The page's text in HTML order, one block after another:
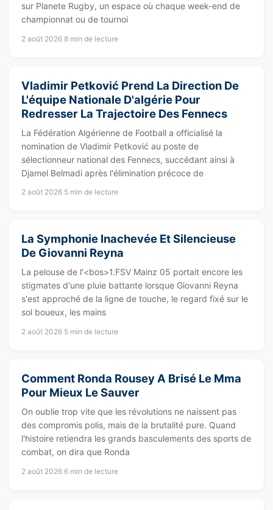
sur Planete Rugby, un espace où chaque week-end de
championnat ou de tournoi
2 août 2026 8 min de lecture
Vladimir Petković Prend La Direction De
L'équipe Nationale D'algérie Pour
Redresser La Trajectoire Des Fennecs
La Fédération Algérienne de Football a officialisé la
nomination de Vladimir Petković au poste de
sélectionneur national des Fennecs, succédant ainsi à
Djamel Belmadi après l'élimination précoce de
2 août 2026 5 min de lecture
La Symphonie Inachevée Et Silencieuse
De Giovanni Reyna
La pelouse de l'<bos>1.FSV Mainz 05 portait encore les
stigmates d'une pluie battante lorsque Giovanni Reyna
s'est approché de la ligne de touche, le regard fixé sur le
sol boueux, les mains
2 août 2026 5 min de lecture
Comment Ronda Rousey A Brisé Le Mma
Pour Mieux Le Sauver
On oublie trop vite que les révolutions ne naissent pas
des compromis polis, mais de la brutalité pure. Quand
l'histoire retiendra les grands basculements des sports de
combat, on dira que Ronda
2 août 2026 6 min de lecture